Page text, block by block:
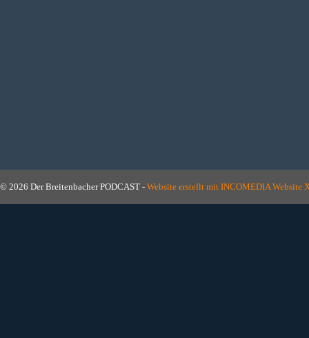
© 2026 Der Breitenbacher PODCAST - Website erstellt mit INCOMEDIA Website